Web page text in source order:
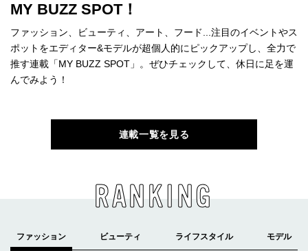
MY BUZZ SPOT！
ファッション、ビューティ、アート、フード...注目のイベントやス
ポットをエディター&モデルが超個人的にピックアップし、全力で
推す連載「MY BUZZ SPOT」。ぜひチェックして、休日に足を運
んでみよう！
連載一覧を見る
RANKING